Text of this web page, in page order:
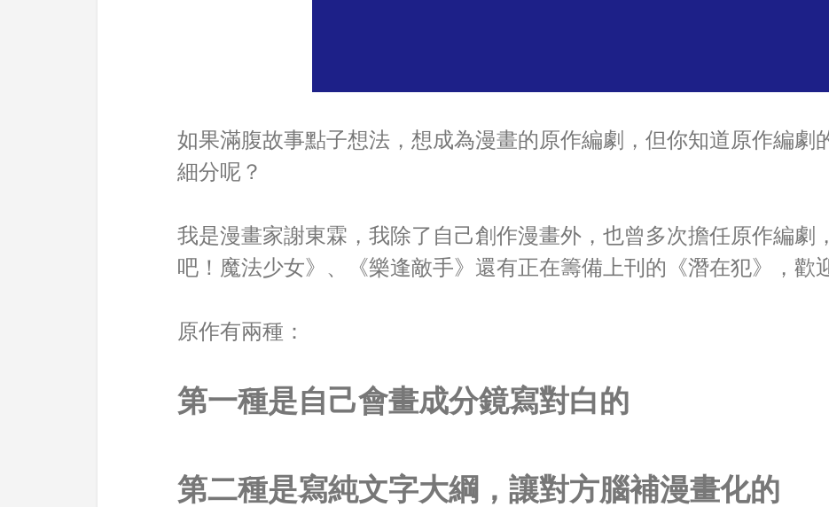
如果滿腹故事點子想法，想成為漫畫的原作編劇，但你知道原作編劇
細分呢？
我是漫畫家謝東霖，我除了自己創作漫畫外，也曾多次擔任原作編劇
吧！魔法少女》、《樂逢敵手》還有正在籌備上刊的《潛在犯》，歡
原作有兩種：
第一種是自己會畫成分鏡寫對白的
第二種是寫純文字大綱，讓對方腦補漫畫化的